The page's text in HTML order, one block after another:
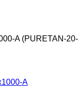
A (PURETAN-20-